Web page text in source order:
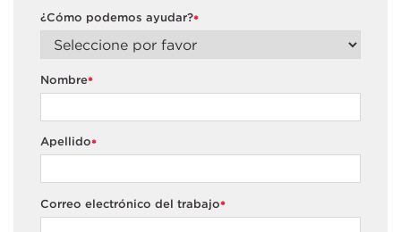
*
¿Cómo podemos ayudar?
*
Nombre
*
Apellido
*
Correo electrónico del trabajo